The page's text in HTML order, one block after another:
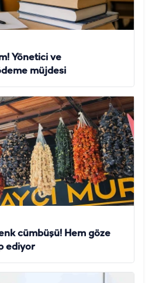
Yönetici ve
müjdesi
cümbüşü! Hem göze
ediyor